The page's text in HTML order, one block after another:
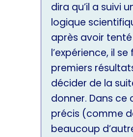
dira qu’il a suivi
logique
après avoir tenté
l’expérience, il se
premiers
décider de la
donner. Dans ce
précis (comme
beaucoup